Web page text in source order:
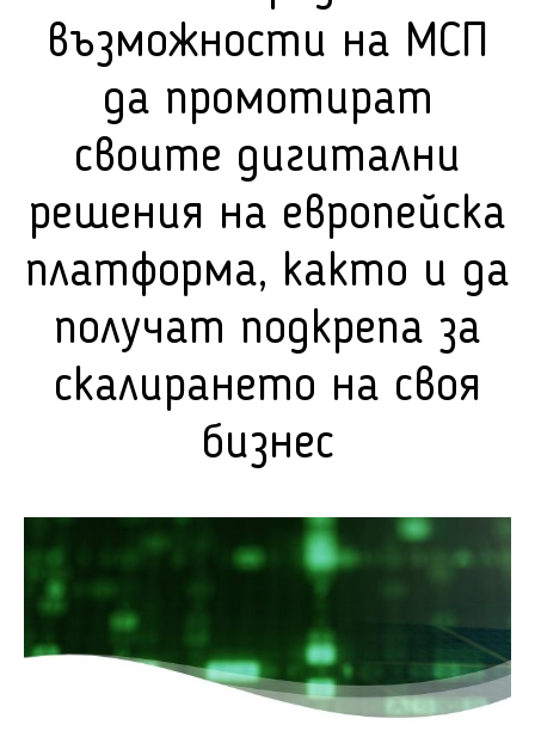
възможности на МСП
да промотират
своите дигитални
решения на европейска
платформа, както и да
получат подкрепа за
скалирането на своя
бизнес